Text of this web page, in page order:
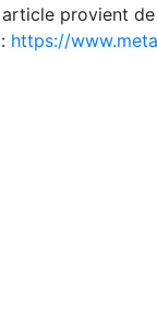
provient
https://